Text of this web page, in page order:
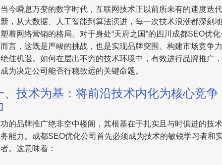
今瞬息万变的数字时代，互联网技术正以前所未有的速度迭代
，从大数据、人工智能到算法演进，每一次技术浪潮都深刻地
着网络营销的格局。对于身处“天府之国”的四川成都SEO优
言，这既是严峻的挑战，也是实现品牌突围、构建市场竞争力
佳机遇。如何在层出不穷的技术环境中，有效进行品牌推广，
为决定公司能否行稳致远的关键命题。
、技术为基：将前沿技术内化为核心竞争
的品牌推广绝非空中楼阁，其根基在于扎实且与时俱进的技术
能力。成都SEO优化公司首先必须成为技术的敏锐学习者和
。这意味着：